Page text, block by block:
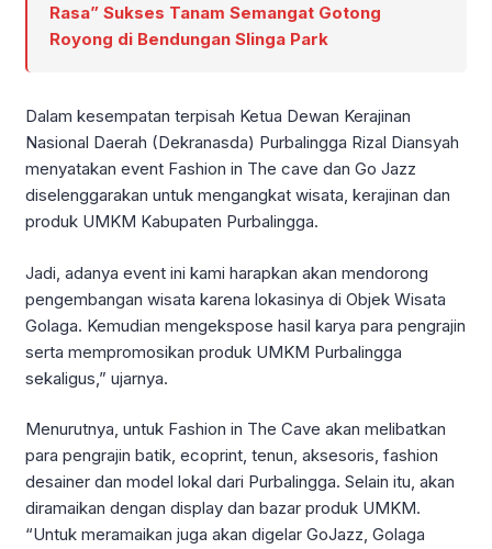
Rasa” Sukses Tanam Semangat Gotong
Royong di Bendungan Slinga Park
Dalam kesempatan terpisah Ketua Dewan Kerajinan
Nasional Daerah (Dekranasda) Purbalingga Rizal Diansyah
menyatakan event Fashion in The cave dan Go Jazz
diselenggarakan untuk mengangkat wisata, kerajinan dan
produk UMKM Kabupaten Purbalingga.
Jadi, adanya event ini kami harapkan akan mendorong
pengembangan wisata karena lokasinya di Objek Wisata
Golaga. Kemudian mengekspose hasil karya para pengrajin
serta mempromosikan produk UMKM Purbalingga
sekaligus,” ujarnya.
Menurutnya, untuk Fashion in The Cave akan melibatkan
para pengrajin batik, ecoprint, tenun, aksesoris, fashion
desainer dan model lokal dari Purbalingga. Selain itu, akan
diramaikan dengan display dan bazar produk UMKM.
“Untuk meramaikan juga akan digelar GoJazz, Golaga